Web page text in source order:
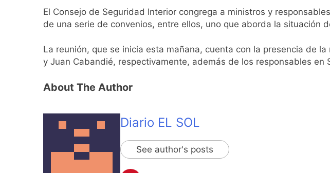
20 Horas Atrás
Alerta naranja en Quilmes por tormentas
Denunciaron penalmente al abogado
1 Día Atrás
El Consejo de Seguridad Interior congrega a ministros y
de una serie de convenios, entre ellos, uno que aborda la situación
La reunión, que se inicia esta mañana, cuenta con la presencia de
y Juan Cabandié, respectivamente, además de los responsables
About The Author
Diario EL SOL
See author's posts